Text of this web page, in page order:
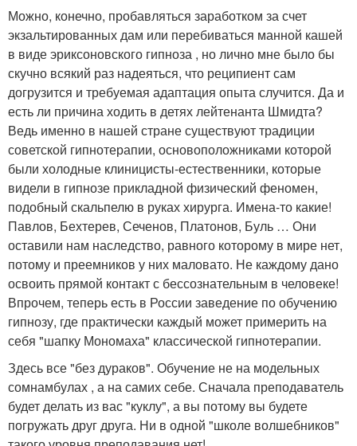
Можно, конечно, пробавляться заработком за счет
экзальтированных дам или перебиваться манной кашей
в виде эриксоновского гипноза , но лично мне было бы
скучно всякий раз надеяться, что реципиент сам
догрузится и требуемая адаптация опыта случится. Да и
есть ли причина ходить в детях лейтенанта Шмидта?
Ведь именно в нашей стране существуют традиции
советской гипнотерапии, основоположниками которой
были холодные клиницисты-естественники, которые
видели в гипнозе прикладной физический феномен,
подобный скальпелю в руках хирурга. Имена-то какие!
Павлов, Бехтерев, Сеченов, Платонов, Буль … Они
оставили нам наследство, равного которому в мире нет,
потому и преемников у них маловато. Не каждому дано
освоить прямой контакт с бессознательным в человеке!
Впрочем, теперь есть в России заведение по обучению
гипнозу, где практически каждый может примерить на
себя "шапку Мономаха" классической гипнотерапии.
Здесь все "без дураков". Обучение не на модельных
сомнамбулах , а на самих себе. Сначала преподаватель
будет делать из вас "куклу", а вы потому вы будете
погружать друг друга. Ни в одной "школе волшебников"